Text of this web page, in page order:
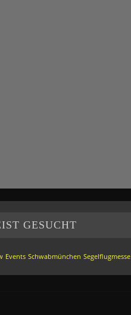
GESUCHT
Events Schwabmünchen Segelflugmesse